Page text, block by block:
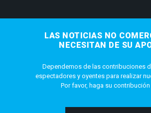
LAS NOTICIAS NO
NECESITAN DE SU
Dependemos de las contribuciones
espectadores y oyentes para realizar
Por favor, haga su contribución